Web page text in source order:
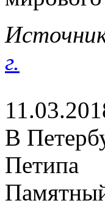
г.
В
Петипа